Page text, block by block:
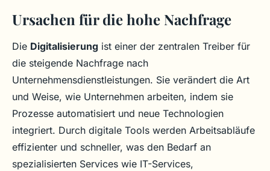
Ursachen für die hohe Nachfrage
Die Digitalisierung ist einer der zentralen Treiber für
die steigende Nachfrage nach
Unternehmensdienstleistungen. Sie verändert die Art
und Weise, wie Unternehmen arbeiten, indem sie
Prozesse automatisiert und neue Technologien
integriert. Durch digitale Tools werden Arbeitsabläufe
effizienter und schneller, was den Bedarf an
spezialisierten Services wie IT-Services,